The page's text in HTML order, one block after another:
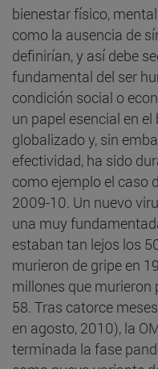
bienestar físico,
como la ausencia de
definirían, y así debe
fundamental del ser
condición social o
un papel esencial en
globalizado y, sin
efectividad, ha sido
como ejemplo el caso
2009-10. Un nuevo
una muy
estaban tan lejos los
murieron de gripe en
millones que murieron
58. Tras catorce
en agosto, 2010), la
terminada la fase